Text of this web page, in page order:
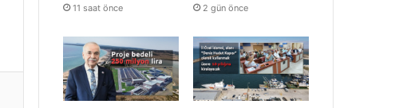
11 saat önce 2 gün önce